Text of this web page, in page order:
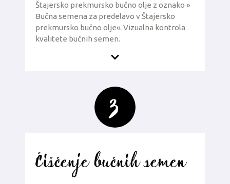
Štajersko prekmursko bučno olje z oznako »
Bučna semena za predelavo v Štajersko
prekmursko bučno olje«. Vizualna kontrola
kvalitete bučnih semen.
3
Čiščenje bučnih semen